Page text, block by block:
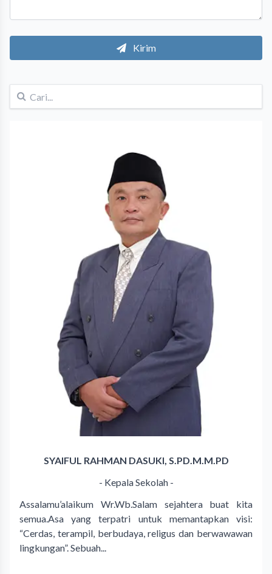
Kirim
SYAIFUL RAHMAN DASUKI, S.PD.M.M.PD
- Kepala Sekolah -
Assalamu’alaikum Wr.Wb.Salam sejahtera buat kita
semua.Asa yang terpatri untuk memantapkan visi:
“Cerdas, terampil, berbudaya, religus dan berwawawan
lingkungan”. Sebuah...